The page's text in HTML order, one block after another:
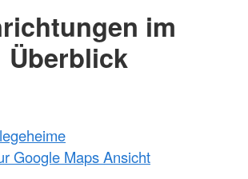
im
Überblick
Google Maps Ansicht